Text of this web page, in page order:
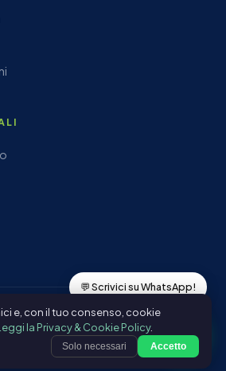
Srl – P.IVA 06326200653 – Tutti i diritti
·Privacy Policy
💬 Scrivici su WhatsApp!
e, con il tuo consenso, cookie
la Privacy & Cookie Policy.
Solo necessari Accetto